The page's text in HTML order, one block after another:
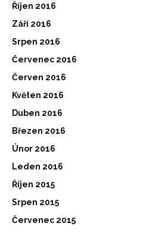
Říjen 2016
Září 2016
Srpen 2016
Červenec 2016
Červen 2016
Květen 2016
Duben 2016
Březen 2016
Únor 2016
Leden 2016
Říjen 2015
Srpen 2015
Červenec 2015